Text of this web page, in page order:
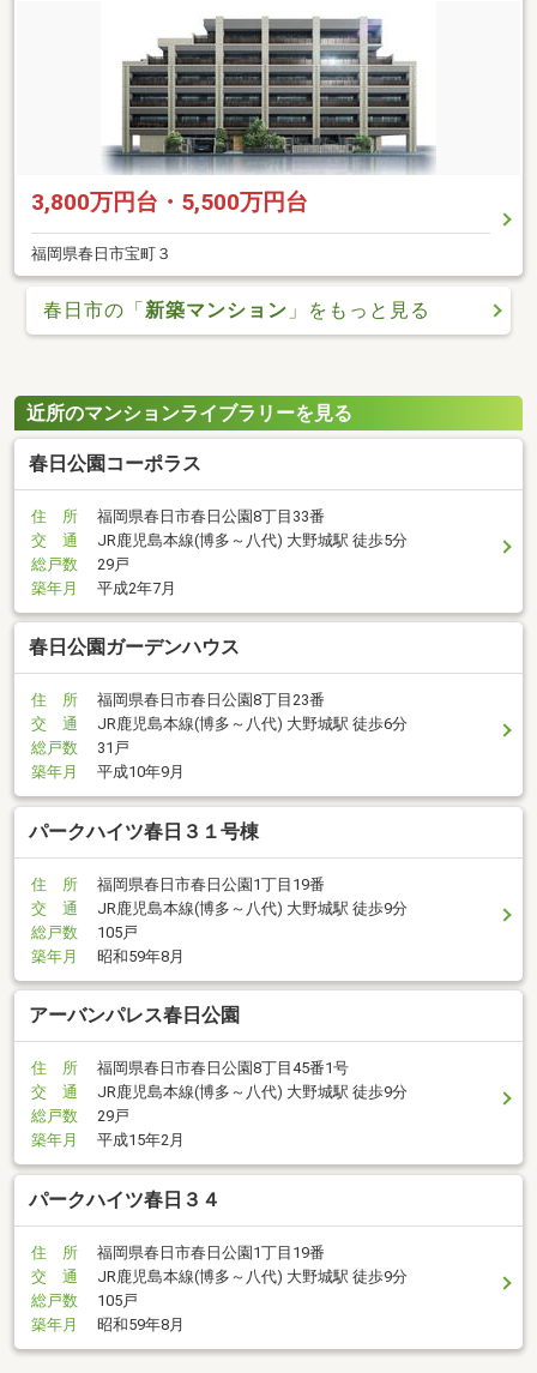
3,800万円台・5,500万円台
福岡県春日市宝町３
春日市の「新築マンション 」をもっと見る
近所のマンションライブラリーを見る
春日公園コーポラス
住 所
福岡県春日市春日公園8丁目33番
交 通
JR鹿児島本線(博多～八代) 大野城駅 徒歩5分
総戸数
29戸
築年月
平成2年7月
春日公園ガーデンハウス
住 所
福岡県春日市春日公園8丁目23番
交 通
JR鹿児島本線(博多～八代) 大野城駅 徒歩6分
総戸数
31戸
築年月
平成10年9月
パークハイツ春日３１号棟
住 所
福岡県春日市春日公園1丁目19番
交 通
JR鹿児島本線(博多～八代) 大野城駅 徒歩9分
総戸数
105戸
築年月
昭和59年8月
アーバンパレス春日公園
住 所
福岡県春日市春日公園8丁目45番1号
交 通
JR鹿児島本線(博多～八代) 大野城駅 徒歩9分
総戸数
29戸
築年月
平成15年2月
パークハイツ春日３４
住 所
福岡県春日市春日公園1丁目19番
交 通
JR鹿児島本線(博多～八代) 大野城駅 徒歩9分
総戸数
105戸
築年月
昭和59年8月